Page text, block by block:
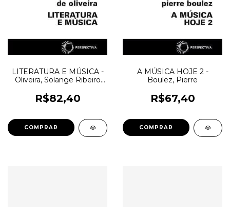
LITERATURA E MÚSICA -
Oliveira, Solange Ribeiro
R$82,40
A MÚSICA HOJE 2 -
Boulez, Pierre
R$67,40